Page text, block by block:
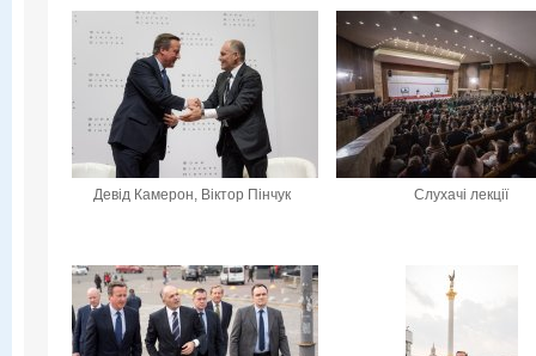
Девід Камерон, Віктор Пінчук Слухачі лекції